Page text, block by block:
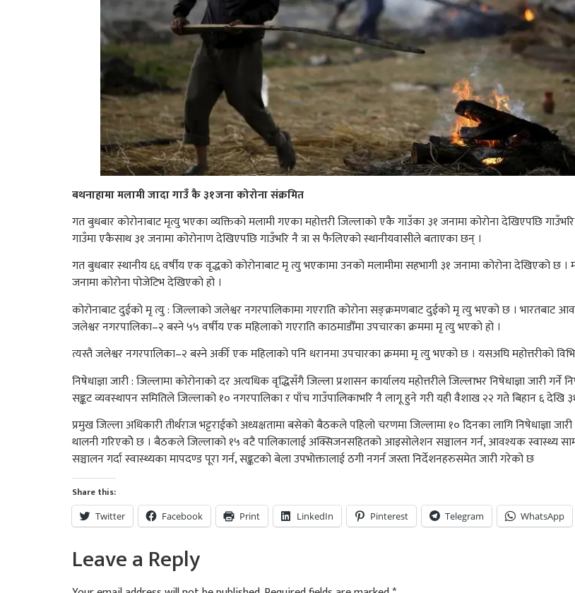
बथनाहामा मलामी जादा गाउँ कै ३१जना कोरोना संक्रमित
गत बुधबार कोरोनाबाट मृत्यु भएका व्यक्तिको मलामी गएका महोत्तरी जिल्लाको एकै गाउँका ३१ जनामा कोरोना देखिएपछि
गाउँमा एकैसाथ ३१ जनामा कोरोनाण देखिएपछि गाउँभरि नै त्रा स फैलिएको स्थानीयवासीले बताएका छन् ।
गत बुधबार स्थानीय ६६ वर्षीय एक वृद्धको कोरोनाबाट मृ त्यु भएकामा उनको मलामीमा सहभागी ३१ जनामा कोरोना देखिएको
जनामा कोरोना पोजेटिभ देखिएको हो ।
कोरोनाबाट दुईको मृ त्यु : जिल्लाको जलेश्वर नगरपालिकामा गएराति कोरोना सङ्क्रमणबाट दुईको मृ त्यु भएको छ । भारतबाट
जलेश्वर नगरपालिका–२ बस्ने ५५ वर्षीय एक महिलाको गएराति काठमाडौँमा उपचारका क्रममा मृ त्यु भएको हो ।
त्यस्तै जलेश्वर नगरपालिका–२ बस्ने अर्की एक महिलाको पनि धरानमा उपचारका क्रममा मृ त्यु भएको छ । यसअघि महोत्तरीको
निषेधाज्ञा जारी : जिल्लामा कोरोनाको दर अत्यधिक वृद्धिसँगै जिल्ला प्रशासन कार्यालय महोत्तरीले जिल्लाभर निषेधाज्ञा जारी
सङ्कट व्यवस्थापन समितिले जिल्लाको १० नगरपालिका र पाँच गाउँपालिकाभरि नै लागू हुने गरी यही वैशाख २२ गते बिहान ६ देखि ३१
प्रमुख जिल्ला अधिकारी तीर्थराज भट्टराईको अध्यक्षतामा बसेको बैठकले पहिलो चरणमा जिल्लामा १० दिनका लागि निषेधाज्ञा
थालनी गरिएकोे छ । बैठकले जिल्लाको १५ वटै पालिकालाई अक्सिजनसहितको आइसोलेशन सञ्चालन गर्न, आवश्यक स्वास्थ्य
सञ्चालन गर्दा स्वास्थ्यका मापदण्ड पूरा गर्न, सङ्कटको बेला उपभोक्तालाई ठगी नगर्न जस्ता निर्देशनहरुसमेत जारी गरेको छ
Share this:
Twitter Facebook Print LinkedIn Pinterest Telegram WhatsApp
Leave a Reply